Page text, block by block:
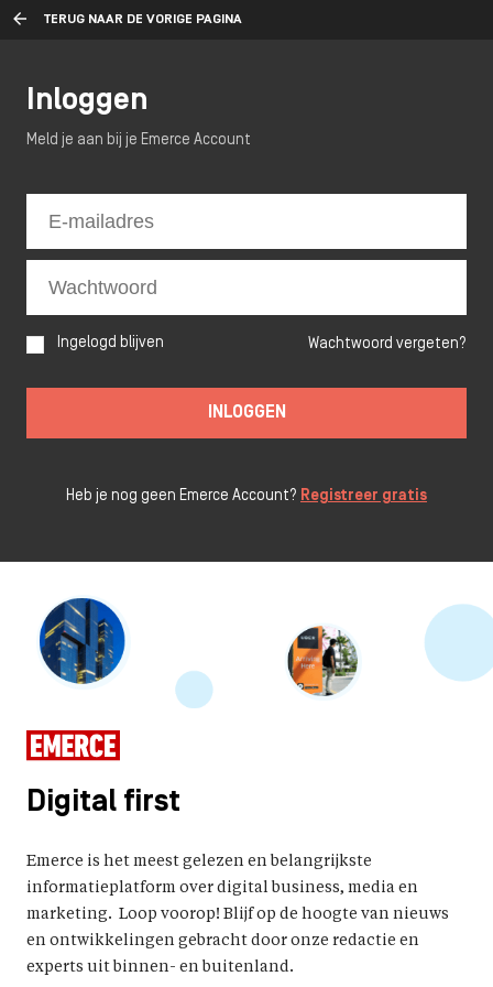
TERUG NAAR DE VORIGE PAGINA
Digital first
Emerce is het meest gelezen en belangrijkste
informatieplatform over digital business, media en
marketing. Loop voorop! Blijf op de hoogte van nieuws
en ontwikkelingen gebracht door onze redactie en
experts uit binnen- en buitenland.
Inloggen
Meld je aan bij je Emerce Account
Ingelogd blijven Wachtwoord vergeten?
INLOGGEN
Heb je nog geen Emerce Account? Registreer gratis